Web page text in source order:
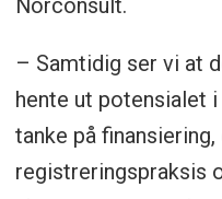
Norconsult.
– Samtidig ser vi at
hente ut potensialet
tanke på finansiering,
registreringspraksis